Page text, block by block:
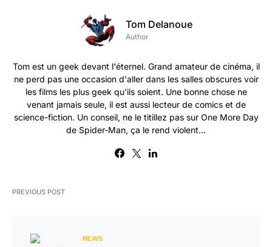
Tom Delanoue
Author
Tom est un geek devant l'éternel. Grand amateur de cinéma, il
ne perd pas une occasion d'aller dans les salles obscures voir
les films les plus geek qu'ils soient. Une bonne chose ne
venant jamais seule, il est aussi lecteur de comics et de
science-fiction. Un conseil, ne le titillez pas sur One More Day
de Spider-Man, ça le rend violent...
PREVIOUS POST
NEWS